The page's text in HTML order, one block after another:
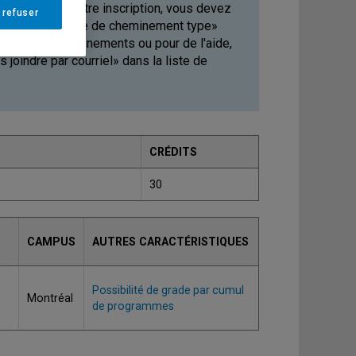
de valider votre inscription, vous devez
section «Grille de cheminement type»
des renseignements ou pour de l'aide,
joindre par courriel» dans la liste de
CRÉDITS
30
CAMPUS AUTRES CARACTÉRISTIQUES
Montréal
Possibilité de grade par cumul
de programmes
refuser